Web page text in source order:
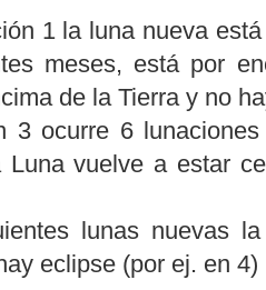
1 la luna nueva
meses, está por
de la Tierra y no
3 ocurre 6
Lunavuelve a estar
lunas nuevas
eclipse (por ej. en 4)